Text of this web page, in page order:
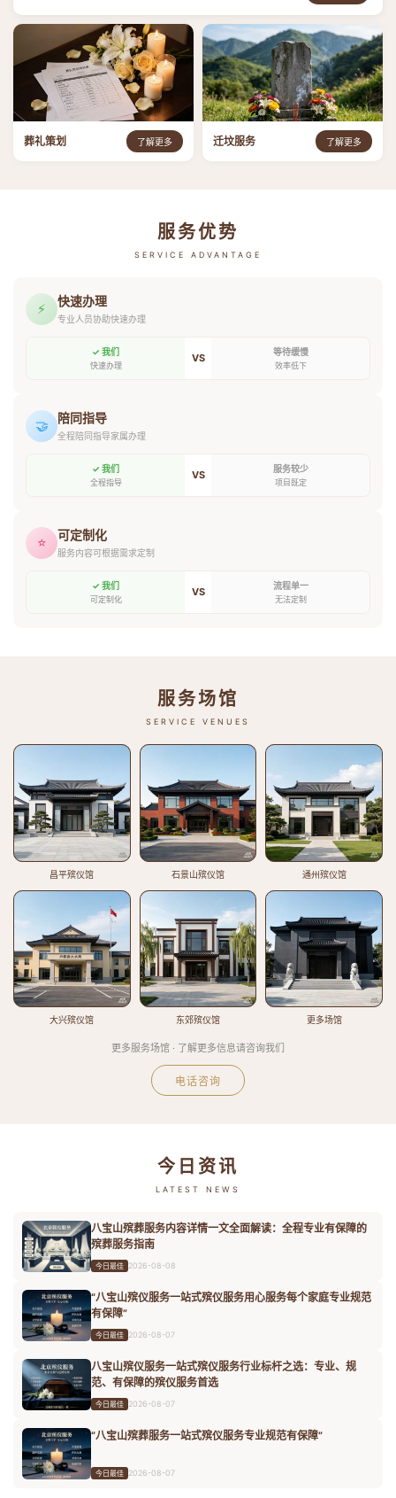
葬礼策划 了解更多 迁坟服务 了解更多
服务优势
SERVICE ADVANTAGE
⚡ 快速办理
专业人员协助快速办理
✓ 我们
快速办理
VS 等待缓慢
效率低下
🤝 陪同指导
全程陪同指导家属办理
✓ 我们
全程指导
VS 服务较少
项目既定
⭐ 可定制化
服务内容可根据需求定制
✓ 我们
可定制化
VS 流程单一
无法定制
服务场馆
SERVICE VENUES
昌平殡仪馆 石景山殡仪馆 通州殡仪馆
大兴殡仪馆 东郊殡仪馆 更多场馆
更多服务场馆 · 了解更多信息请咨询我们
电话咨询
今日资讯
LATEST NEWS
八宝山殡葬服务内容详情一文全面解读：全程专业有保障的
殡葬服务指南
今日最佳 2026-08-08
“八宝山殡仪服务一站式殡仪服务用心服务每个家庭专业规范
有保障”
今日最佳 2026-08-07
八宝山殡仪服务一站式殡仪服务行业标杆之选：专业、规
范、有保障的殡仪服务首选
今日最佳 2026-08-07
“八宝山殡葬服务一站式殡仪服务专业规范有保障”
今日最佳 2026-08-07